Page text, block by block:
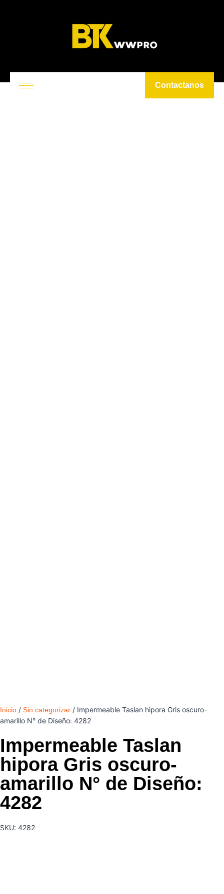
Contactanos
Inicio / Sin categorizar / Impermeable Taslan hipora Gris oscuro-
amarillo N° de Diseño: 4282
Impermeable Taslan
hipora Gris oscuro-
amarillo N° de Diseño:
4282
SKU: 4282